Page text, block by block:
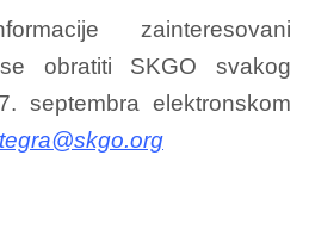
zainteresovani
obratiti SKGO svakog
septembra elektronskom